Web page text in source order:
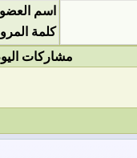
اسم العضو
كلمة
مشاركات